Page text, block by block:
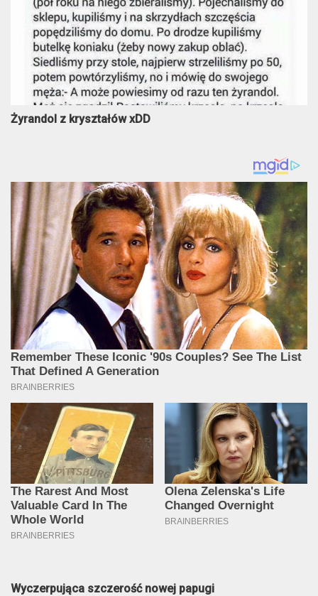
Żyrandol z kryształów xDD
Wyczerpująca szczerość nowej papugi